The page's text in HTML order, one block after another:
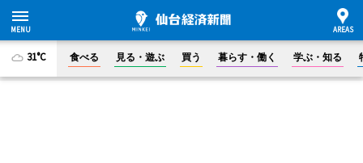
31°C 食べる 見る・遊ぶ 買う 暮らす・働く 学ぶ・知る